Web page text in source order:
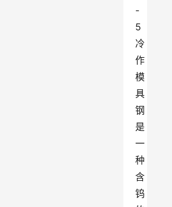
-
5
冷
作
模
具
钢
是
一
种
含
钨